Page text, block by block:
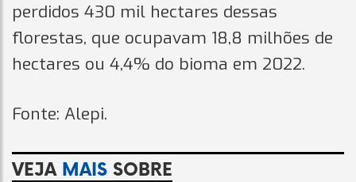
perdidos 430 mil hectares dessas
florestas, que ocupavam 18,8 milhões de
hectares ou 4,4% do bioma em 2022.
Fonte: Alepi.
VEJA MAIS SOBRE